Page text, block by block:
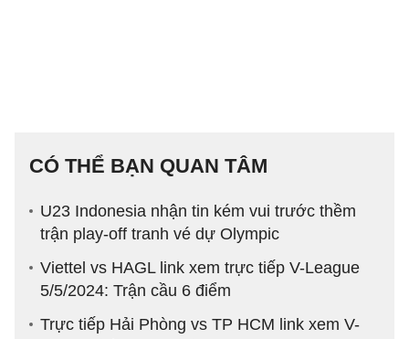
CÓ THỂ BẠN QUAN TÂM
U23 Indonesia nhận tin kém vui trước thềm
trận play-off tranh vé dự Olympic
Viettel vs HAGL link xem trực tiếp V-League
5/5/2024: Trận cầu 6 điểm
Trực tiếp Hải Phòng vs TP HCM link xem V-